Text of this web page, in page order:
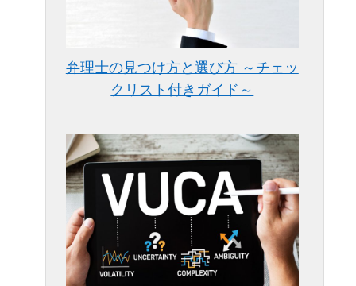
弁理士の見つけ方と選び方 ～チェッ
クリスト付きガイド～